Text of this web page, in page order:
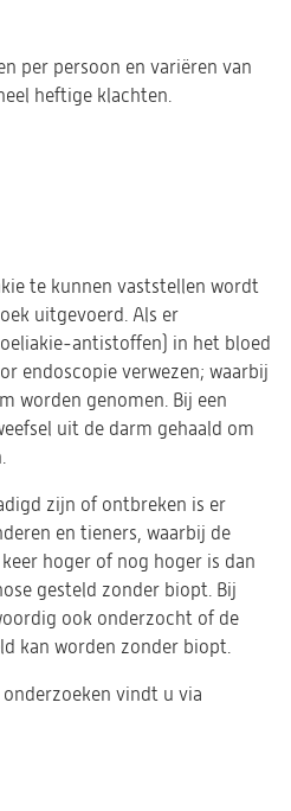
per persoon en variëren van
heftige klachten.
te kunnen vaststellen wordt
uitgevoerd. Als er
antistoffen) in het bloed
endoscopie verwezen; waarbij
worden genomen. Bij een
uit de darm gehaald om
zijn of ontbreken is er
en tieners, waarbij de
hoger of nog hoger is dan
gesteld zonder biopt. Bij
ook onderzocht of de
kan worden zonder biopt.
vindt u via